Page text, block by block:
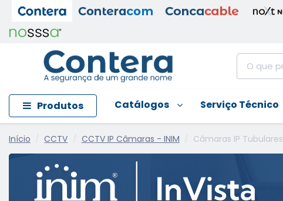
Produtos Catálogos Serviço Técnico
Início CCTV CCTV IP Câmaras - INIM Câmaras IP Tubulares